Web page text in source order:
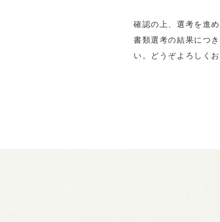
確認の上、選考を進
書類選考の結果につ
い。どうぞよろしく